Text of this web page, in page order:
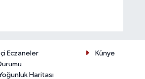
Eczaneler
Haritası
Künye